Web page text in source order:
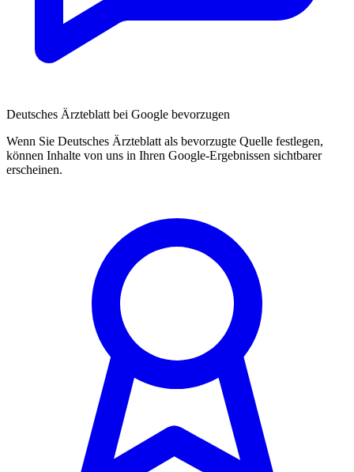
Deutsches Ärzteblatt bei Google bevorzugen
Wenn Sie Deutsches Ärzteblatt als bevorzugte Quelle festlegen,
können Inhalte von uns in Ihren Google-Ergebnissen sichtbarer
erscheinen.